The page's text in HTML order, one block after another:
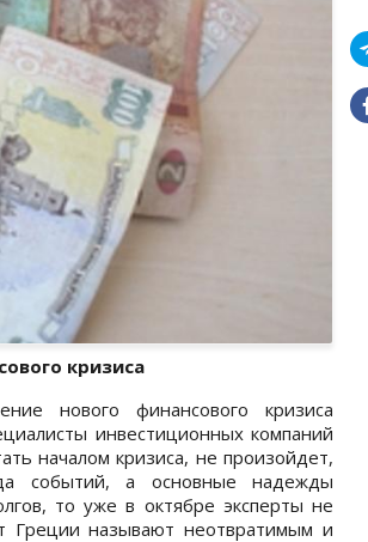
кризиса
нового финансового кризиса
инвестиционных компаний
началом кризиса, не произойдет,
событий, а основные надежды
то уже в октябре эксперты не
Греции называют неотвратимым и